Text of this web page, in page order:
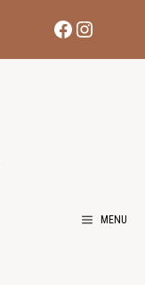
Facebook
MENU